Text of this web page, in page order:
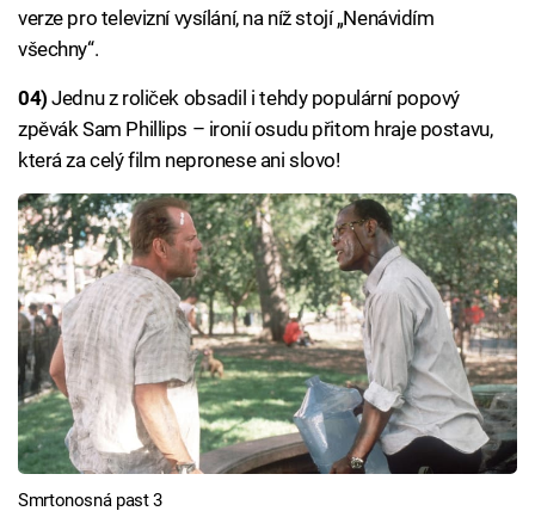
verze pro televizní vysílání, na níž stojí „Nenávidím
všechny“.
04)Jednu z roliček obsadil i tehdy populární popový
zpěvák Sam Phillips – ironií osudu přitom hraje postavu,
která za celý film nepronese ani slovo!
Smrtonosná past 3